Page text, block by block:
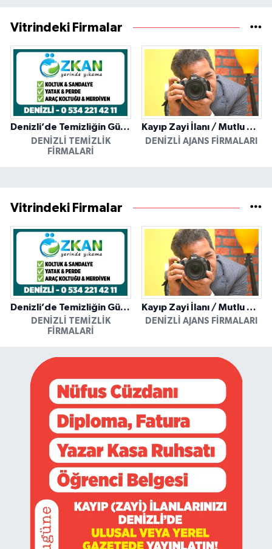
Vitrindeki Firmalar
Denizli’de Temizliğin Güvenilir Adresi: Özkan Yerinde Yıkama
DENIZLI TEMIZLIK
FIRMALARI
Kayıp Zayi İlanı / Mutlu Ajans / Denizli
DENIZLI AJANS FIRMALARI
Vitrindeki Firmalar
Denizli’de Temizliğin Güvenilir Adresi: Özkan Yerinde Yıkama
DENIZLI TEMIZLIK
FIRMALARI
Kayıp Zayi İlanı / Mutlu Ajans / Denizli
DENIZLI AJANS FIRMALARI